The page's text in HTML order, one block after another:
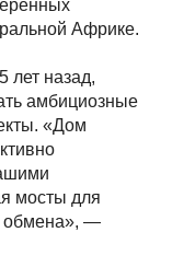
Африке.
лет назад,
амбициозные
«Дом
мосты для
обмена», —